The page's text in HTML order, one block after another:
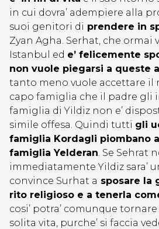
in cui dovra’ adempiere alla
suoi genitori di prendere in
Zyan Agha. Serhat, che ormai
Istanbul ed e’ felicemente
non vuole piegarsi a queste
tanto meno vuole accettare il
capo famiglia che il padre gli
famiglia di Yildiz non e’
simile offesa. Quindi tutti gli
famiglia Kordagli piombano
famiglia Yelderan. Se Sehrat
immediatamente Yildiz sara’
convince Surhat a sposare la
rito religioso e a tenerla
cosi’ potra’ comunque
solita vita, purche’ si faccia